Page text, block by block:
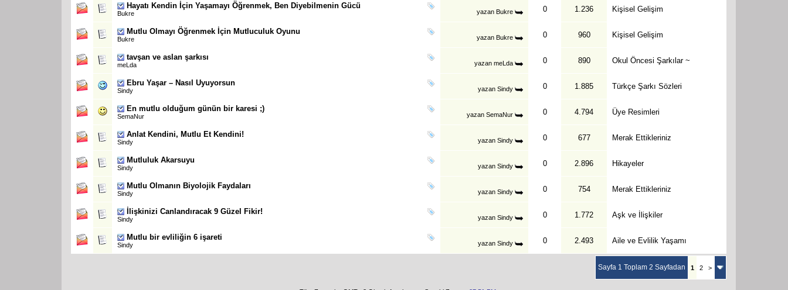
Hayatı Kendin İçin Yaşamayı Öğrenmek, Ben Diyebilmenin Gücü
Bukre yazan Bukre 0 1.236 Kişisel Gelişim
Mutlu Olmayı Öğrenmek İçin Mutluculuk Oyunu
Bukre yazan Bukre 0 960 Kişisel Gelişim
tavşan ve aslan şarkısı
meLda yazan meLda 0 890 Okul Öncesi Şarkılar ~
Ebru Yaşar – Nasıl Uyuyorsun
Sindy yazan Sindy 0 1.885 Türkçe Şarkı Sözleri
En mutlu olduğum günün bir karesi ;)
SemaNur yazan SemaNur 0 4.794 Üye Resimleri
Anlat Kendini, Mutlu Et Kendini!
Sindy yazan Sindy 0 677 Merak Ettikleriniz
Mutluluk Akarsuyu
Sindy yazan Sindy 0 2.896 Hikayeler
Mutlu Olmanın Biyolojik Faydaları
Sindy yazan Sindy 0 754 Merak Ettikleriniz
İlişkinizi Canlandıracak 9 Güzel Fikir!
Sindy yazan Sindy 0 1.772 Aşk ve İlişkiler
Mutlu bir evliliğin 6 işareti
Sindy yazan Sindy 0 2.493 Aile ve Evlilik Yaşamı
Sayfa 1 Toplam 2 Sayfadan 1 2 >